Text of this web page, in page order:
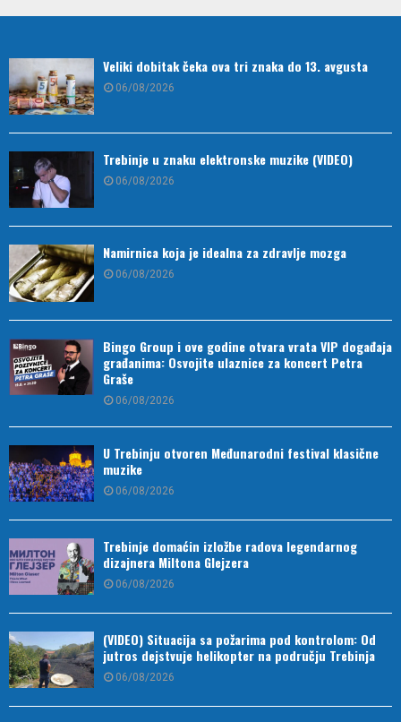
Veliki dobitak čeka ova tri znaka do 13. avgusta
06/08/2026
Trebinje u znaku elektronske muzike (VIDEO)
06/08/2026
Namirnica koja je idealna za zdravlje mozga
06/08/2026
Bingo Group i ove godine otvara vrata VIP događaja
građanima: Osvojite ulaznice za koncert Petra
Graše
06/08/2026
U Trebinju otvoren Međunarodni festival klasične
muzike
06/08/2026
Trebinje domaćin izložbe radova legendarnog
dizajnera Miltona Glejzera
06/08/2026
(VIDEO) Situacija sa požarima pod kontrolom: Od
jutros dejstvuje helikopter na području Trebinja
06/08/2026